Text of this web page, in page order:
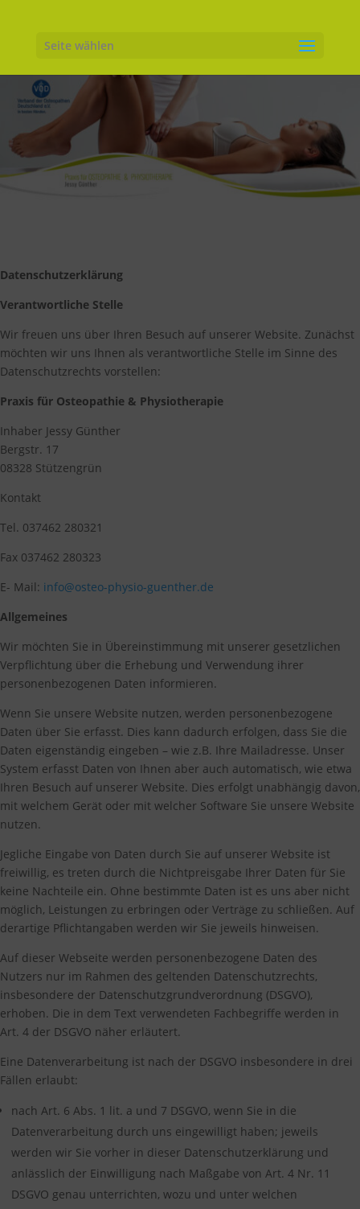
Seite wählen
Datenschutzerklärung
Verantwortliche Stelle
Wir freuen uns über Ihren Besuch auf unserer Website. Zunächst
möchten wir uns Ihnen als verantwortliche Stelle im Sinne des
Datenschutzrechts vorstellen:
Praxis für Osteopathie & Physiotherapie
Inhaber Jessy Günther
Bergstr. 17
08328 Stützengrün
Kontakt
Tel. 037462 280321
Fax 037462 280323
E- Mail: info@osteo-physio-guenther.de
Allgemeines
Wir möchten Sie in Übereinstimmung mit unserer gesetzlichen
Verpflichtung über die Erhebung und Verwendung ihrer
personenbezogenen Daten informieren.
Wenn Sie unsere Website nutzen, werden personenbezogene
Daten über Sie erfasst. Dies kann dadurch erfolgen, dass Sie die
Daten eigenständig eingeben – wie z.B. Ihre Mailadresse. Unser
System erfasst Daten von Ihnen aber auch automatisch, wie etwa
Ihren Besuch auf unserer Website. Dies erfolgt unabhängig davon,
mit welchem Gerät oder mit welcher Software Sie unsere Website
nutzen.
Jegliche Eingabe von Daten durch Sie auf unserer Website ist
freiwillig, es treten durch die Nichtpreisgabe Ihrer Daten für Sie
keine Nachteile ein. Ohne bestimmte Daten ist es uns aber nicht
möglich, Leistungen zu erbringen oder Verträge zu schließen. Auf
derartige Pflichtangaben werden wir Sie jeweils hinweisen.
Auf dieser Webseite werden personenbezogene Daten des
Nutzers nur im Rahmen des geltenden Datenschutzrechts,
insbesondere der Datenschutzgrundverordnung (DSGVO),
erhoben. Die in dem Text verwendeten Fachbegriffe werden in
Art. 4 der DSGVO näher erläutert.
Eine Datenverarbeitung ist nach der DSGVO insbesondere in drei
Fällen erlaubt:
nach Art. 6 Abs. 1 lit. a und 7 DSGVO, wenn Sie in die
Datenverarbeitung durch uns eingewilligt haben; jeweils
werden wir Sie vorher in dieser Datenschutzerklärung und
anlässlich der Einwilligung nach Maßgabe von Art. 4 Nr. 11
DSGVO genau unterrichten, wozu und unter welchen